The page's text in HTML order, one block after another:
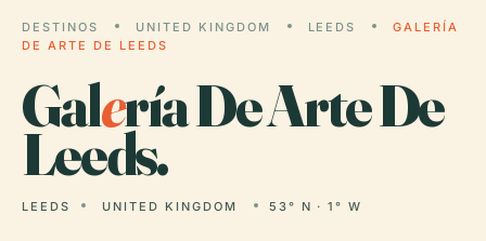
DESTINOS UNITED KINGDOM LEEDS
GALERÍA
DE ARTE DE LEEDS
Galería De Arte De
Leeds.
LEEDS UNITED KINGDOM 53° N · 1° W